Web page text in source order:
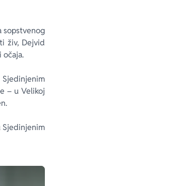
sopstvenog
živ, Dejvid
očaja.
– u Velikoj
Sjedinjenim